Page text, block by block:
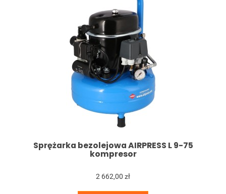
Sprężarka bezolejowa AIRPRESS L 9-75
kompresor
2 662,00 zł